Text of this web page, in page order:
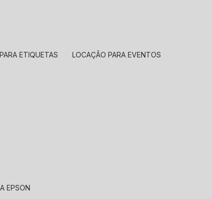
ETIQUETAS LOCAÇÃO PARA EVENTOS
EPSON